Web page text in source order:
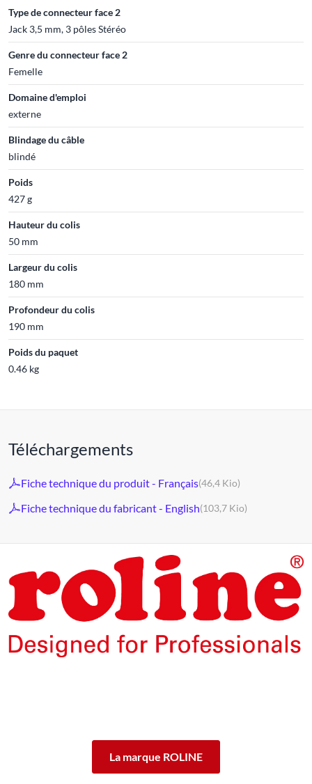
Type de connecteur face 2
Jack 3,5 mm, 3 pôles Stéréo
Genre du connecteur face 2
Femelle
Domaine d'emploi
externe
Blindage du câble
blindé
Poids
427 g
Hauteur du colis
50 mm
Largeur du colis
180 mm
Profondeur du colis
190 mm
Poids du paquet
0.46 kg
Téléchargements
Fiche technique du produit - Français(46,4 Kio)
Fiche technique du fabricant - English(103,7 Kio)
La marque ROLINE